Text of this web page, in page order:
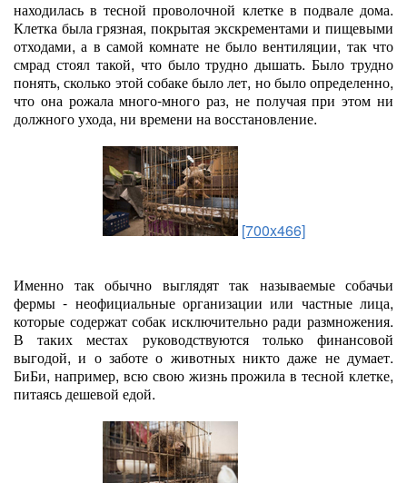
находилась в тесной проволочной клетке в подвале дома.
Клетка была грязная, покрытая экскрементами и пищевыми
отходами, а в самой комнате не было вентиляции, так что
смрад стоял такой, что было трудно дышать. Было трудно
понять, сколько этой собаке было лет, но было определенно,
что она рожала много-много раз, не получая при этом ни
должного ухода, ни времени на восстановление.
[700x466]
Именно так обычно выглядят так называемые собачьи
фермы - неофициальные организации или частные лица,
которые содержат собак исключительно ради размножения.
В таких местах руководствуются только финансовой
выгодой, и о заботе о животных никто даже не думает.
БиБи, например, всю свою жизнь прожила в тесной клетке,
питаясь дешевой едой.